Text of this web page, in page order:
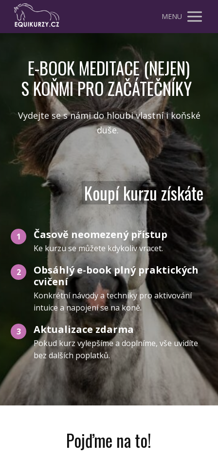
MENU
E-BOOK MEDITACE (NEJEN)
S KOŇMI PRO ZAČÁTEČNÍKY
Vydejte se s námi do hloubi vlastní i koňské
duše.
Koupí kurzu získáte
1 Časově neomezený přístup
Ke kurzu se můžete kdykoliv vracet.
2
Obsáhlý e-book plný praktických
cvičení
Konkrétní návody a techniky pro aktivování
intuice a napojení se na koně.
3 Aktualizace zdarma
Pokud kurz vylepšíme a doplníme, vše uvidíte
bez dalších poplatků.
Pojďme na to!